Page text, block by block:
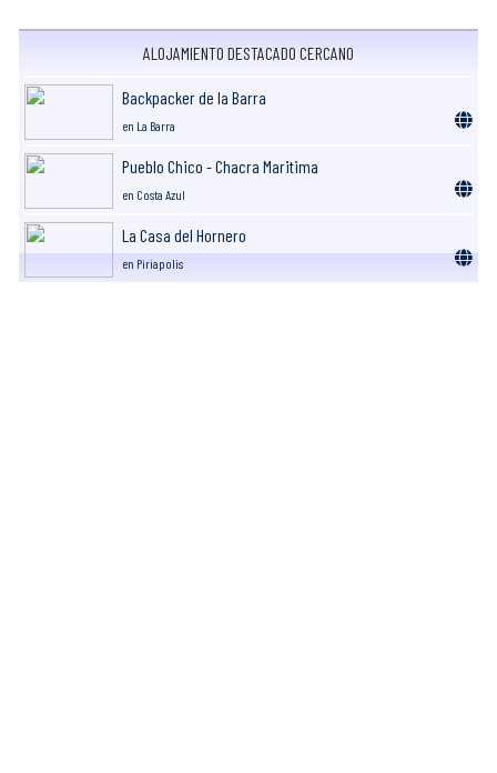
ALOJAMIENTO DESTACADO CERCANO
Backpacker de la Barra
en La Barra
Pueblo Chico - Chacra Maritima
en Costa Azul
La Casa del Hornero
en Piriapolis